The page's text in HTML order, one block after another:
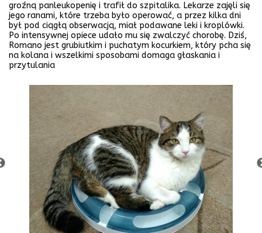
groźną panleukopenię i trafił do szpitalika. Lekarze zajęli się
jego ranami, które trzeba było operować, a przez kilka dni
był pod ciągłą obserwacją, miał podawane leki i kroplówki.
Po intensywnej opiece udało mu się zwalczyć chorobę. Dziś,
Romano jest grubiutkim i puchatym kocurkiem, który pcha się
na kolana i wszelkimi sposobami domaga głaskania i
przytulania